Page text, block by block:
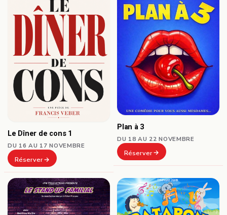
Le Dîner de cons 1
DU 16 AU 17 NOVEMBRE
Réserver
Plan à 3
DU 18 AU 22 NOVEMBRE
Réserver